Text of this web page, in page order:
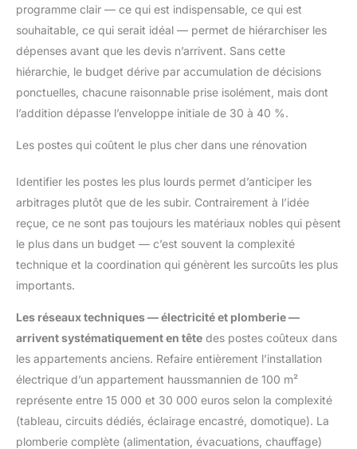
programme clair — ce qui est indispensable, ce qui est
souhaitable, ce qui serait idéal — permet de hiérarchiser les
dépenses avant que les devis n’arrivent. Sans cette
hiérarchie, le budget dérive par accumulation de décisions
ponctuelles, chacune raisonnable prise isolément, mais dont
l’addition dépasse l’enveloppe initiale de 30 à 40 %.
Les postes qui coûtent le plus cher dans une rénovation
Identifier les postes les plus lourds permet d’anticiper les
arbitrages plutôt que de les subir. Contrairement à l’idée
reçue, ce ne sont pas toujours les matériaux nobles qui pèsent
le plus dans un budget — c’est souvent la complexité
technique et la coordination qui génèrent les surcoûts les plus
importants.
Les réseaux techniques — électricité et plomberie —
arrivent systématiquement en tête des postes coûteux dans
les appartements anciens. Refaire entièrement l’installation
électrique d’un appartement haussmannien de 100 m²
représente entre 15 000 et 30 000 euros selon la complexité
(tableau, circuits dédiés, éclairage encastré, domotique). La
plomberie complète (alimentation, évacuations, chauffage)